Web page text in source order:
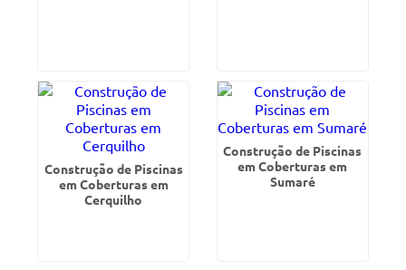
Construção de Piscinas
em Coberturas em
Cerquilho
Construção de Piscinas
em Coberturas em
Sumaré